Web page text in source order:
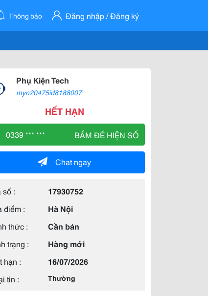
Thông báo Đăng nhập / Đăng ký
Phụ Kiện Tech
myn20475id8188007
HẾT HẠN
0339 *** *** BẤM ĐỂ HIỆN SỐ
Chat ngay
số :
17930752
điểm :
Hà Nội
thức :
Cần bán
trạng :
Hàng mới
hạn :
16/07/2026
tin :
Thường